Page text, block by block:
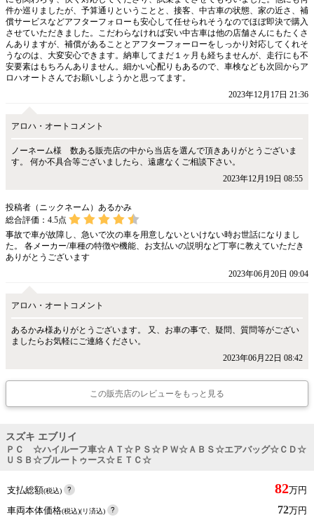
件か巡りましたが、予算通りということと、接客、中古車の状態、家の近さ、補
償サービスなどアフターフォローも安心して任せられそうなのでほぼ即決で購入
させていただきました。こだわらなければ安い中古車は他の店舗さんにもたくさ
んありますが、補償があることとアフターフォーローをしっかり対応してくれそ
うなのは、大変安心できます。納車してまだ１ヶ月も経ちませんが、走行にも不
安要素はもちろんありません。細かい心配りもあるので、車検なども次回からア
ロハオートさんでお願いしようかと思ってます。
2023年12月17日 21:36
アロハ・オートコメント
ノーネーム様 数ある販売店の中から当店を選んで頂きありがとうございま
す。 何か不具合等ございましたら、遠慮なくご相談下さい。
2023年12月19日 08:55
投稿者（ニックネーム）あるかみ
総合評価： 4.5点
事故で車が故障し、急いで次の車を用意しないといけない時お世話になりまし
た。 各メーカー/車種の特徴や機能、お支払いの説明など丁寧に教えていただき
ありがとうございます
2023年06月20日 09:04
アロハ・オートコメント
あるかみ様ありがとうございます。 又、お車の事で、疑問、質問等がござい
ましたらお気軽にご連絡ください。
2023年06月22日 08:42
この販売店のレビューをもっと見る
スズキ エブリイ
ＰＣ ☆ハイルーフ車☆ＡＴ☆ＰＳ☆ＰＷ☆ＡＢＳ☆エアバッグ☆ＣＤ☆
ＵＳＢ☆ブルートゥース☆ＥＴＣ☆
支払総額(税込) 82万円
車両本体価格(税込)(リ済込) 72万円